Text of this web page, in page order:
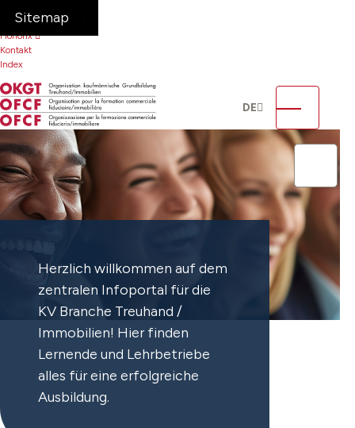
Home
Navigation
Inhalt
Suche
Sitemap
Sitemap
Honorix
Kontakt
Index
Language
DE
Suche
Willkommen bei der OKGT
Herzlich willkommen auf dem
zentralen Infoportal für die
KV Branche Treuhand /
Immobilien! Hier finden
Lernende und Lehrbetriebe
alles für eine erfolgreiche
Ausbildung.